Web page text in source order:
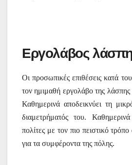
Εργολάβος
Οι προσωπικές επιθέσεις κατά
τον ημιμαθή εργολάβο της
Καθημερινά αποδεικνύει τη
διαμετρήματός του.
πολίτες με τον πιο πειστικό τρόπο
για τα συμφέροντα της πόλης.